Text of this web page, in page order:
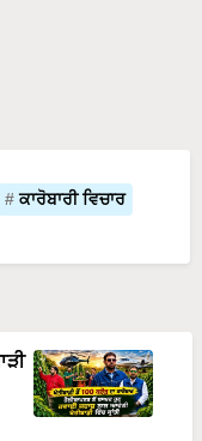
ਕਾਰੋਬਾਰੀ ਵਿਚਾਰ